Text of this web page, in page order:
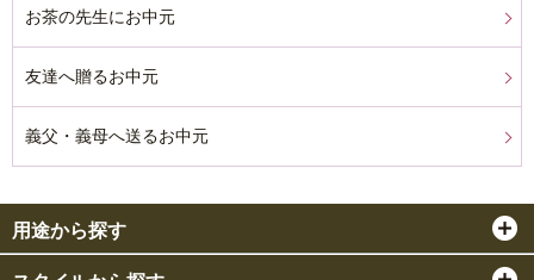
お茶の先生にお中元
友達へ贈るお中元
義父・義母へ送るお中元
用途から探す